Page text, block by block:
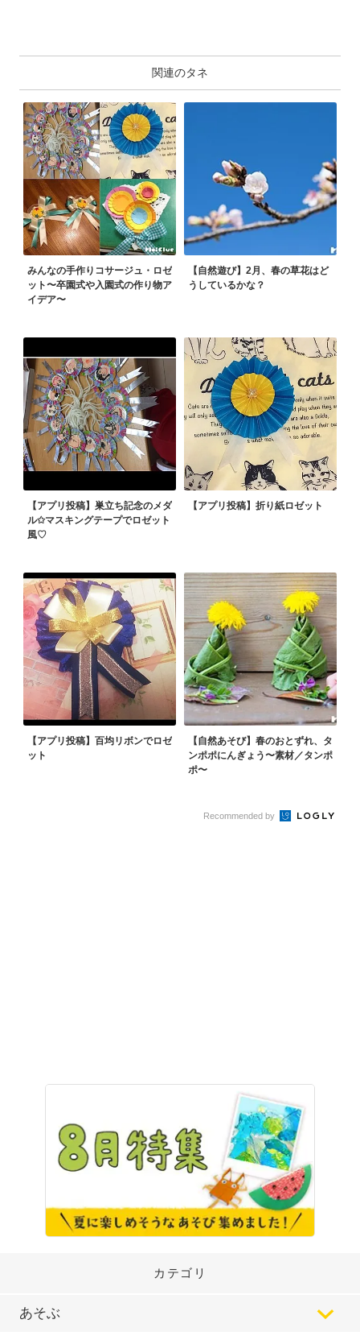
関連のタネ
みんなの手作りコサージュ・ロゼ
ット〜卒園式や入園式の作り物ア
イデア〜
【自然遊び】2月、春の草花はど
うしているかな？
【アプリ投稿】巣立ち記念のメダ
ル✩マスキングテープでロゼット
風♡
【アプリ投稿】折り紙ロゼット
【アプリ投稿】百均リボンでロゼ
ット
【自然あそび】春のおとずれ、タ
ンポポにんぎょう〜素材／タンポ
ポ〜
Recommended by
カテゴリ
あそぶ